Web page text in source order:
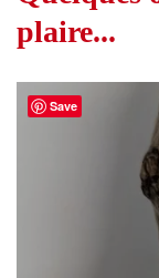
plaire...
Save